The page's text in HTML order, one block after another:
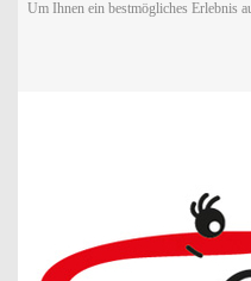
Um Ihnen ein bestmögliches Erlebnis